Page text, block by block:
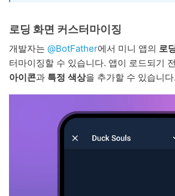
로딩 화면 커스터마이징
개발자는 @BotFather에서 미니 앱의 로
터마이징할 수 있습니다. 앱이 로드되기
아이콘과 특정 색상을 추가할 수 있습니다.